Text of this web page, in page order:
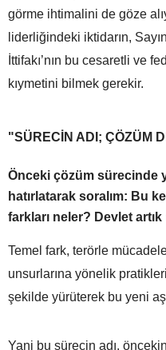
görme ihtimalini de göze
liderliğindeki iktidarın,
İttifakı’nın bu cesaretli ve
kıymetini bilmek gerekir.
"SÜRECİN ADI; ÇÖZÜM
Önceki çözüm sürecinde
hatırlatarak soralım: Bu
farkları neler? Devlet
Temel fark, terörle
unsurlarına yönelik
şekilde yürüterek bu yeni
Yani bu sürecin adı,